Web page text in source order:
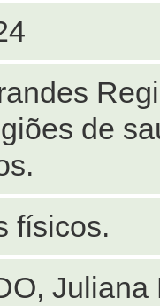
de
físicos.